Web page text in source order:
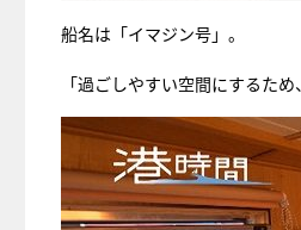
船名は「イマジン号」。
「過ごしやすい空間にするた